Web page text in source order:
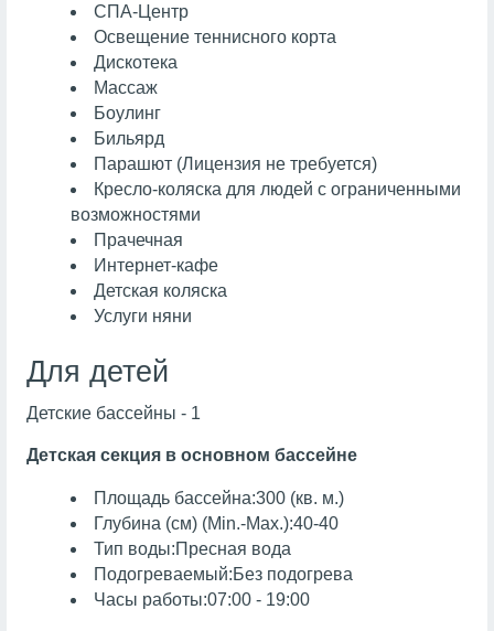
СПА-Центр
Освещение теннисного корта
Дискотека
Массаж
Боулинг
Бильярд
Парашют (Лицензия не требуется)
Кресло-коляска для людей с ограниченными
возможностями
Прачечная
Интернет-кафе
Детская коляска
Услуги няни
Для детей
Детские бассейны - 1
Детская секция в основном бассейне
Площадь бассейна:300 (кв. м.)
Глубина (см) (Min.-Max.):40-40
Тип воды:Пресная вода
Подогреваемый:Без подогрева
Часы работы:07:00 - 19:00